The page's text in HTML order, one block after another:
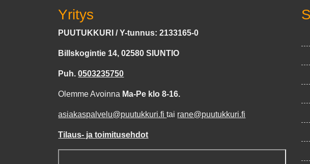
Yritys
PUUTUKKURI / Y-tunnus: 2133165-0
Billskogintie 14, 02580 SIUNTIO
Puh.0503235750
Olemme Avoinna Ma-Pe klo 8-16.
asiakaspalvelu@puutukkuri.fitai rane@puutukkuri.fi
Tilaus- ja toimitusehdot